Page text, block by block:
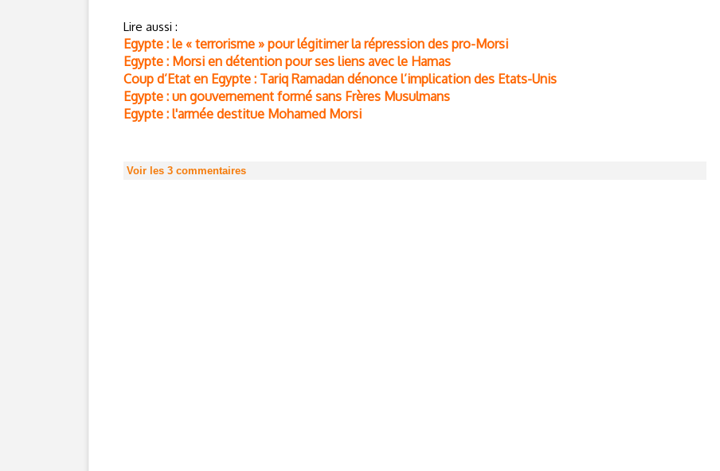
Lire aussi :
Egypte : le « terrorisme » pour légitimer la répression des pro-Morsi
Egypte : Morsi en détention pour ses liens avec le Hamas
Coup d’Etat en Egypte : Tariq Ramadan dénonce l’implication des Etats-Unis
Egypte : un gouvernement formé sans Frères Musulmans
Egypte : l'armée destitue Mohamed Morsi
Voir les 3 commentaires